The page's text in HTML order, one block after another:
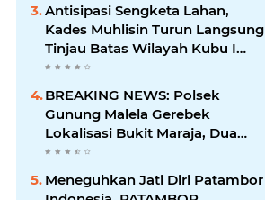
Antisipasi Sengketa Lahan,
Kades Muhlisin Turun Langsung
Tinjau Batas Wilayah Kubu I
yang Diduga Diserobot PT Jatim
BREAKING NEWS: Polsek
Gunung Malela Gerebek
Lokalisasi Bukit Maraja, Dua
Perempuan Menangis Saat
Meneguhkan Jati Diri Patambor